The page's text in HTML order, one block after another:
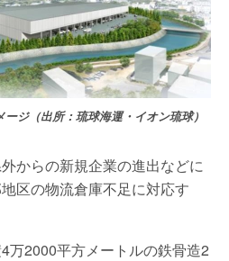
ジ（出所：琉球海運・イオン琉球）
からの新規企業の進出などに
区の物流倉庫不足に対応す
万2000平方メートルの鉄骨造2